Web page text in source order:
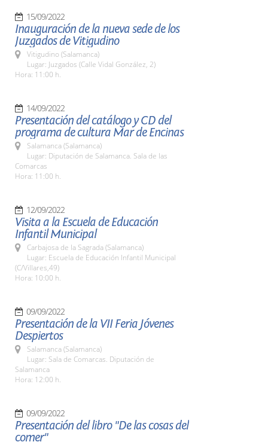
15/09/2022
Inauguración de la nueva sede de los
Juzgados de Vitigudino
Vitigudino (Salamanca)
Lugar: Juzgados (Calle Vidal González, 2)
Hora: 11:00 h.
14/09/2022
Presentación del catálogo y CD del
programa de cultura Mar de Encinas
Salamanca (Salamanca)
Lugar: Diputación de Salamanca. Sala de las
Comarcas
Hora: 11:00 h.
12/09/2022
Visita a la Escuela de Educación
Infantil Municipal
Carbajosa de la Sagrada (Salamanca)
Lugar: Escuela de Educación Infantil Municipal
(C/Villares,49)
Hora: 10:00 h.
09/09/2022
Presentación de la VII Feria Jóvenes
Despiertos
Salamanca (Salamanca)
Lugar: Sala de Comarcas. Diputación de
Salamanca
Hora: 12:00 h.
09/09/2022
Presentación del libro "De las cosas del
comer"